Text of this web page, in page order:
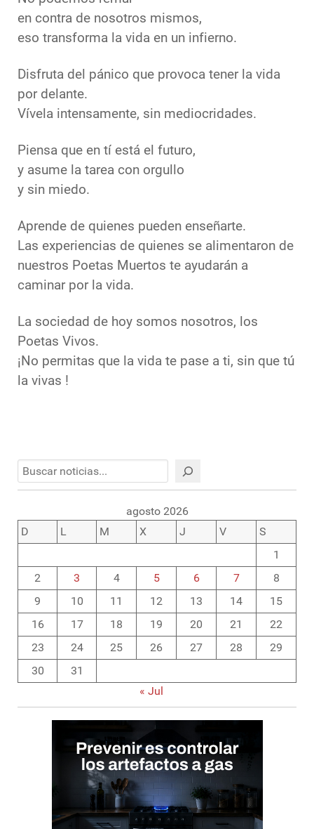
en contra de nosotros mismos,
eso transforma la vida en un infierno.
Disfruta del pánico que provoca tener la vida
por delante.
Vívela intensamente, sin mediocridades.
Piensa que en tí está el futuro,
y asume la tarea con orgullo
y sin miedo.
Aprende de quienes pueden enseñarte.
Las experiencias de quienes se alimentaron de
nuestros Poetas Muertos te ayudarán a
caminar por la vida.
La sociedad de hoy somos nosotros, los
Poetas Vivos.
¡No permitas que la vida te pase a ti, sin que tú
la vivas !
Buscar
agosto 2026
D
L M X J V
S
1
2
3 4 5 6 7
8
9
10 11 12 13 14
15
16
17 18 19 20 21
22
23
24 25 26 27 28
29
30
31
« Jul